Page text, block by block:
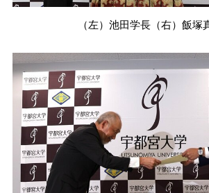
卒業（修了）者の進路状況
科目等履修生・研究生の 募集案内
資料請求方法
履修証明プログラム
オープンキャンパス
出前授業（高校生対象）
大学見学
資料請求方法
授業案内（シラバス）
C-Learning
uumail
欠席・公欠について
学生相談
各種学生向け講習会
障がいのある学生への学修支援体
宇大ラーニングサポーター
キャリア教育・就職支援
健康管理
衛生・危機管理
保健管理センター
その他
大学へ提出する諸手続きについて
卒業生の方
宇都宮大学70周年記念事業
3C基金
宇都宮大学校歌
各学部同窓会
保護者の方
地域・企業の方
社会共創（地域連携・産学連携）
受験生ポータル
サイト
留学生
サイト
（左）池田学長（右）飯塚